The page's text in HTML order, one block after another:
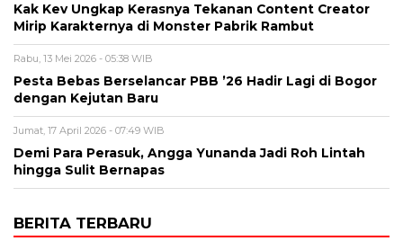
Kak Kev Ungkap Kerasnya Tekanan Content Creator
Mirip Karakternya di Monster Pabrik Rambut
Rabu, 13 Mei 2026 - 05:38 WIB
Pesta Bebas Berselancar PBB ’26 Hadir Lagi di Bogor
dengan Kejutan Baru
Jumat, 17 April 2026 - 07:49 WIB
Demi Para Perasuk, Angga Yunanda Jadi Roh Lintah
hingga Sulit Bernapas
BERITA TERBARU